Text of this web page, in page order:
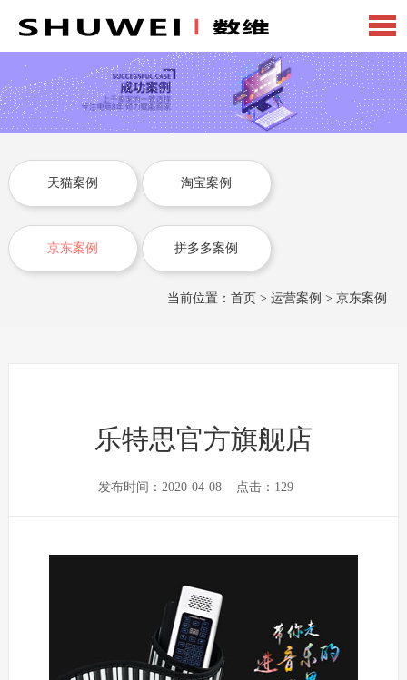
天猫案例 淘宝案例
京东案例 拼多多案例
当前位置：首页 >运营案例 >京东案例
乐特思官方旗舰店
发布时间：2020-04-08 点击： 129